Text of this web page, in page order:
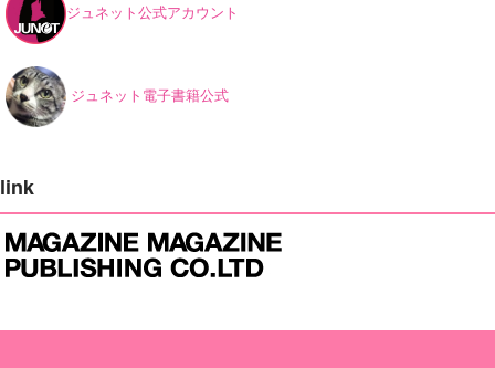
ジュネット公式アカウント
ジュネット電子書籍公式
link